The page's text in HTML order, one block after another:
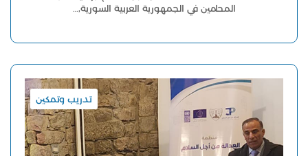
المحامين في الجمهورية العربية السورية,…
تدريب وتمكين